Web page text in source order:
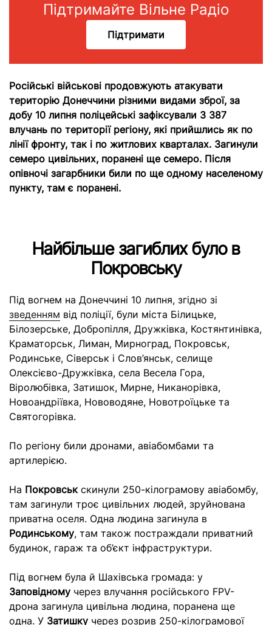
Підтримайте Вільне Радіо
Підтримати
Російські військові продовжують атакувати
територію Донеччини різними видами зброї, за
добу 10 липня поліцейські зафіксували 3 387
влучань по території регіону, які прийшлись як по
лінії фронту, так і по житлових кварталах. Загинули
семеро цивільних, поранені ще семеро. Після
опівночі загарбники били по ще одному населеному
пункту, там є поранені.
Найбільше загиблих було в
Покровську
Під вогнем на Донеччині 10 липня, згідно зі
зведенням від поліції, були міста Білицьке,
Білозерське, Добропілля, Дружківка, Костянтинівка,
Краматорськ, Лиман, Мирноград, Покровськ,
Родинське, Сіверськ і Слов’янськ, селище
Олексієво-Дружківка, села Весела Гора,
Віролюбівка, Затишок, Мирне, Никанорівка,
Новоандріївка, Нововодяне, Новотроїцьке та
Святогорівка.
По регіону били дронами, авіабомбами та
артилерією.
На Покровськ скинули 250-кілограмову авіабомбу,
там загинули троє цивільних людей, зруйнована
приватна оселя. Одна людина загинула в
Родинському, там також постраждали приватний
будинок, гараж та об’єкт інфраструктури.
Під вогнем була й Шахівська громада: у
Заповідному через влучання російського FPV-
дрона загинула цивільна людина, поранена ще
одна. У Затишку через розрив 250-кілограмової